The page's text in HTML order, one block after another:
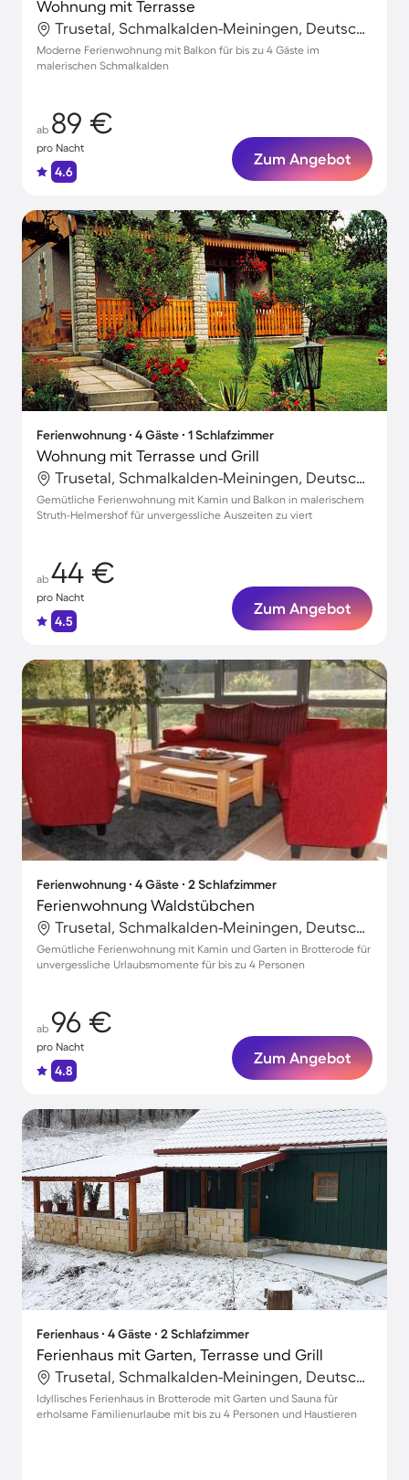
Wohnung mit Terrasse
Trusetal, Schmalkalden-Meiningen, Deutschland
Moderne Ferienwohnung mit Balkon für bis zu 4 Gäste im
malerischen Schmalkalden
ab 89 €
pro Nacht
4.6
Zum Angebot
Ferienwohnung ∙ 4 Gäste ∙ 1 Schlafzimmer
Wohnung mit Terrasse und Grill
Trusetal, Schmalkalden-Meiningen, Deutschland
Gemütliche Ferienwohnung mit Kamin und Balkon in malerischem
Struth-Helmershof für unvergessliche Auszeiten zu viert
ab 44 €
pro Nacht
4.5
Zum Angebot
Ferienwohnung ∙ 4 Gäste ∙ 2 Schlafzimmer
Ferienwohnung Waldstübchen
Trusetal, Schmalkalden-Meiningen, Deutschland
Gemütliche Ferienwohnung mit Kamin und Garten in Brotterode für
unvergessliche Urlaubsmomente für bis zu 4 Personen
ab 96 €
pro Nacht
4.8
Zum Angebot
Ferienhaus ∙ 4 Gäste ∙ 2 Schlafzimmer
Ferienhaus mit Garten, Terrasse und Grill
Trusetal, Schmalkalden-Meiningen, Deutschland
Idyllisches Ferienhaus in Brotterode mit Garten und Sauna für
erholsame Familienurlaube mit bis zu 4 Personen und Haustieren